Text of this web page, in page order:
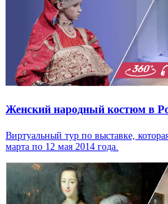
Женский народный костюм в
Виртуальный тур по выставке,
марта по 12 мая 2014 года.